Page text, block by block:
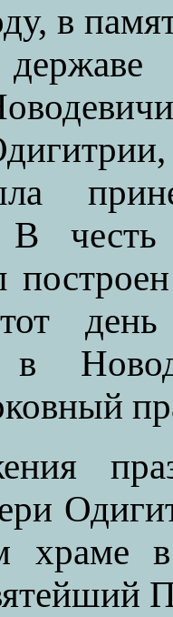
в
В
в
храме